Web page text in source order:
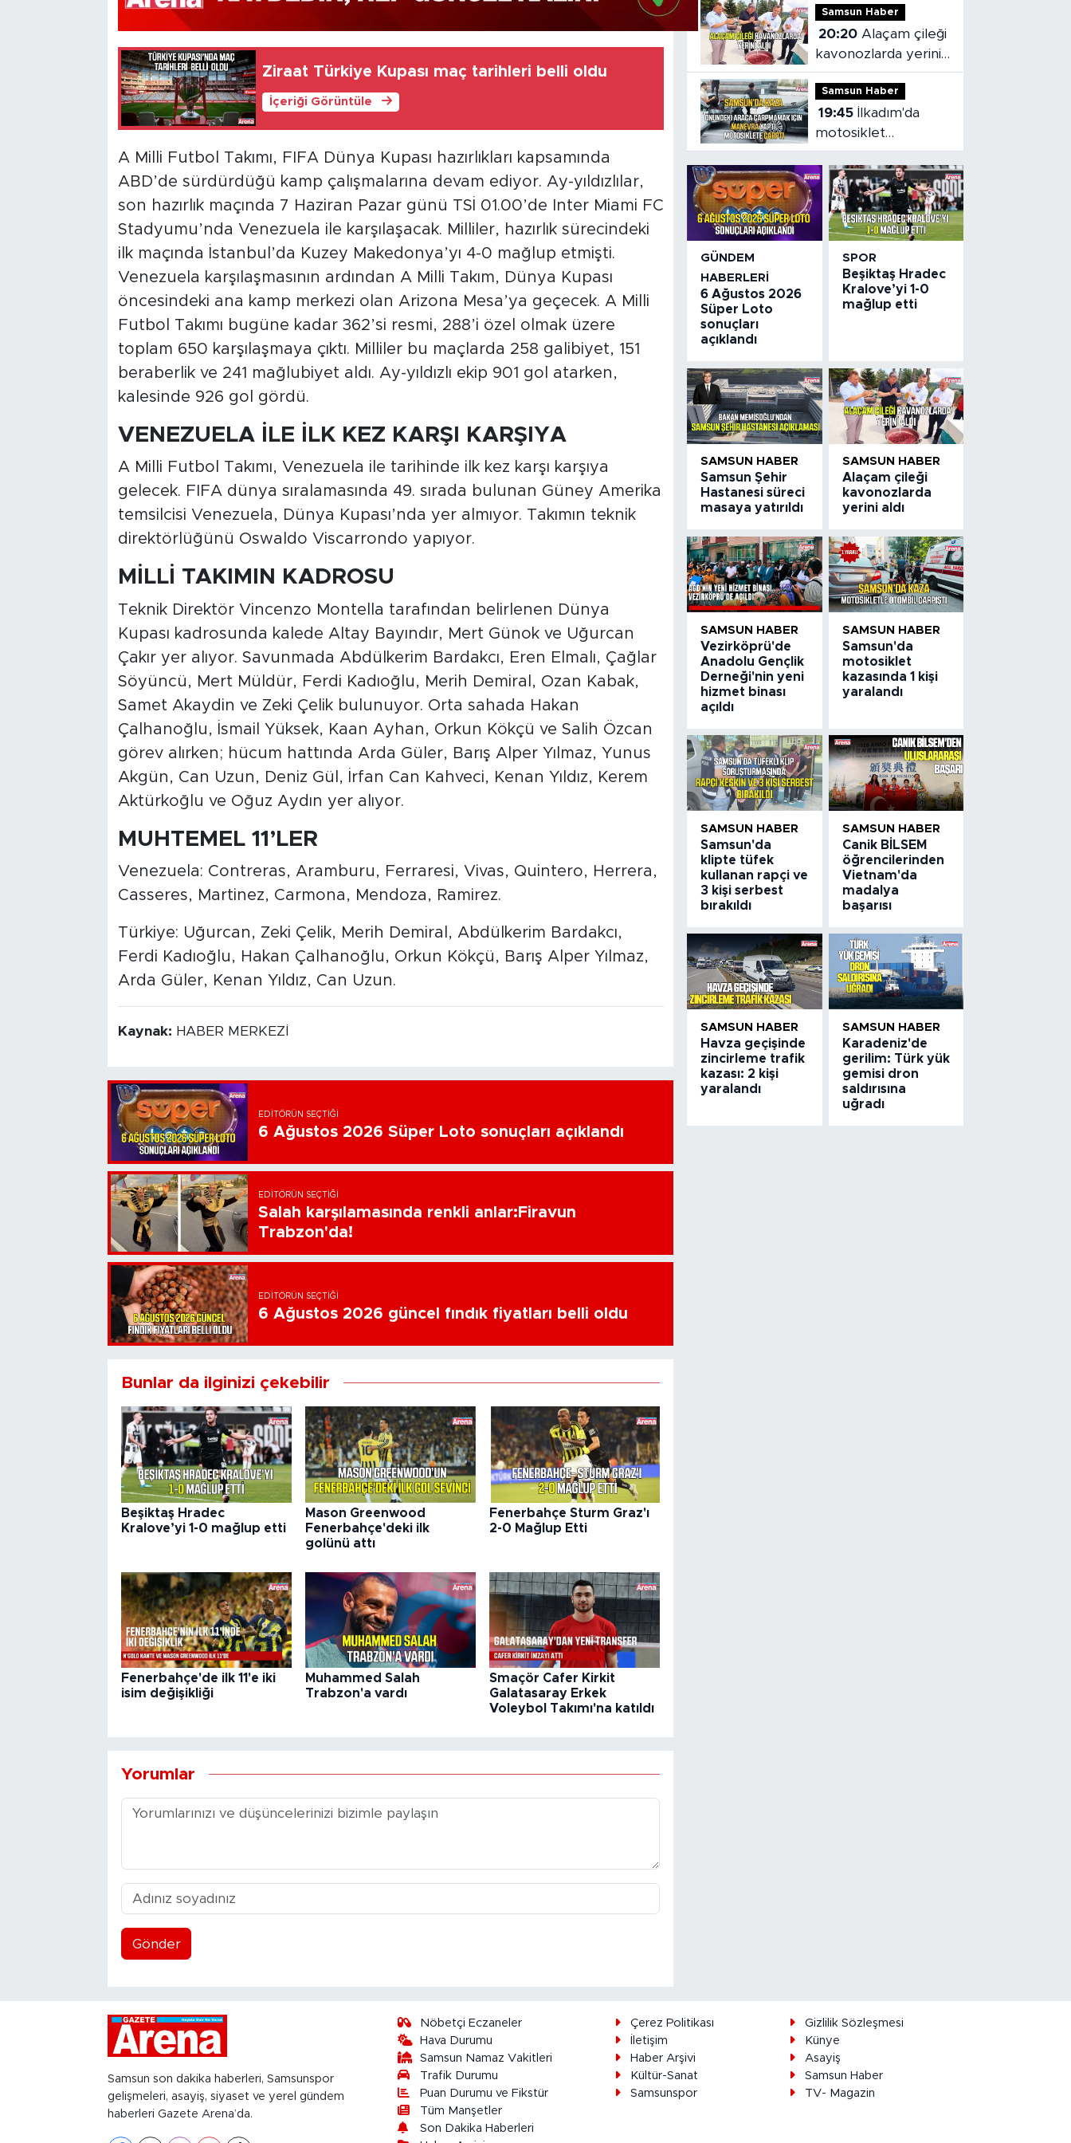
Ziraat Türkiye Kupası maç tarihleri belli oldu
İçeriği Görüntüle
A Milli Futbol Takımı, FIFA Dünya Kupası hazırlıkları kapsamında
ABD’de sürdürdüğü kamp çalışmalarına devam ediyor. Ay-yıldızlılar,
son hazırlık maçında 7 Haziran Pazar günü TSİ 01.00’de Inter Miami FC
Stadyumu’nda Venezuela ile karşılaşacak. Milliler, hazırlık sürecindeki
ilk maçında İstanbul’da Kuzey Makedonya’yı 4-0 mağlup etmişti.
Venezuela karşılaşmasının ardından A Milli Takım, Dünya Kupası
öncesindeki ana kamp merkezi olan Arizona Mesa’ya geçecek. A Milli
Futbol Takımı bugüne kadar 362’si resmi, 288’i özel olmak üzere
toplam 650 karşılaşmaya çıktı. Milliler bu maçlarda 258 galibiyet, 151
beraberlik ve 241 mağlubiyet aldı. Ay-yıldızlı ekip 901 gol atarken,
kalesinde 926 gol gördü.
VENEZUELA İLE İLK KEZ KARŞI KARŞIYA
A Milli Futbol Takımı, Venezuela ile tarihinde ilk kez karşı karşıya
gelecek. FIFA dünya sıralamasında 49. sırada bulunan Güney Amerika
temsilcisi Venezuela, Dünya Kupası’nda yer almıyor. Takımın teknik
direktörlüğünü Oswaldo Viscarrondo yapıyor.
MİLLİ TAKIMIN KADROSU
Teknik Direktör Vincenzo Montella tarafından belirlenen Dünya
Kupası kadrosunda kalede Altay Bayındır, Mert Günok ve Uğurcan
Çakır yer alıyor. Savunmada Abdülkerim Bardakcı, Eren Elmalı, Çağlar
Söyüncü, Mert Müldür, Ferdi Kadıoğlu, Merih Demiral, Ozan Kabak,
Samet Akaydin ve Zeki Çelik bulunuyor. Orta sahada Hakan
Çalhanoğlu, İsmail Yüksek, Kaan Ayhan, Orkun Kökçü ve Salih Özcan
görev alırken; hücum hattında Arda Güler, Barış Alper Yılmaz, Yunus
Akgün, Can Uzun, Deniz Gül, İrfan Can Kahveci, Kenan Yıldız, Kerem
Aktürkoğlu ve Oğuz Aydın yer alıyor.
MUHTEMEL 11’LER
Venezuela: Contreras, Aramburu, Ferraresi, Vivas, Quintero, Herrera,
Casseres, Martinez, Carmona, Mendoza, Ramirez.
Türkiye: Uğurcan, Zeki Çelik, Merih Demiral, Abdülkerim Bardakcı,
Ferdi Kadıoğlu, Hakan Çalhanoğlu, Orkun Kökçü, Barış Alper Yılmaz,
Arda Güler, Kenan Yıldız, Can Uzun.
Kaynak: HABER MERKEZİ
EDITÖRÜN SEÇTIĞI
6 Ağustos 2026 Süper Loto sonuçları açıklandı
EDITÖRÜN SEÇTIĞI
Salah karşılamasında renkli anlar:Firavun
Trabzon'da!
EDITÖRÜN SEÇTIĞI
6 Ağustos 2026 güncel fındık fiyatları belli oldu
Bunlar da ilginizi çekebilir
Beşiktaş Hradec
Kralove’yi 1-0 mağlup etti
Mason Greenwood
Fenerbahçe'deki ilk
golünü attı
Fenerbahçe Sturm Graz'ı
2-0 Mağlup Etti
Fenerbahçe'de ilk 11'e iki
isim değişikliği
Muhammed Salah
Trabzon'a vardı
Smaçör Cafer Kirkit
Galatasaray Erkek
Voleybol Takımı'na katıldı
Yorumlar
Gönder
başladı
Samsun Haber
20:20 Alaçam çileği
kavonozlarda yerini
aldı
Samsun Haber
19:45
motosiklet
kazasında sürücü
yaralandı
GÜNDEM
HABERLERI
6 Ağustos 2026
Süper Loto
sonuçları
açıklandı
SPOR
Beşiktaş Hradec
Kralove’yi 1-0
mağlup etti
SAMSUN HABER
Samsun Şehir
Hastanesi süreci
masaya yatırıldı
SAMSUN HABER
Alaçam çileği
kavonozlarda
yerini aldı
SAMSUN HABER
Vezirköprü'de
Anadolu Gençlik
Derneği'nin yeni
hizmet binası
açıldı
SAMSUN HABER
Samsun'da
motosiklet
kazasında 1 kişi
yaralandı
SAMSUN HABER
Samsun'da
klipte tüfek
kullanan rapçi ve
3 kişi serbest
bırakıldı
SAMSUN HABER
Canik BİLSEM
öğrencilerinden
Vietnam'da
madalya
başarısı
SAMSUN HABER
Havza geçişinde
zincirleme trafik
kazası: 2 kişi
yaralandı
SAMSUN HABER
Karadeniz'de
gerilim: Türk yük
gemisi dron
saldırısına
uğradı
Samsun son dakika haberleri, Samsunspor
gelişmeleri, asayiş, siyaset ve yerel gündem
haberleri Gazete Arena’da.
Nöbetçi Eczaneler
Hava Durumu
Samsun Namaz Vakitleri
Trafik Durumu
Puan Durumu ve Fikstür
Tüm Manşetler
Son Dakika Haberleri
Çerez Politikası
Gizlilik Sözleşmesi
İletişim
Künye
Haber Arşivi
Asayiş
Kültür-Sanat
Samsun Haber
Samsunspor
TV- Magazin